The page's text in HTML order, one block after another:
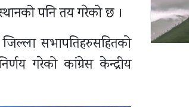
पनि तय गरेको छ ।
सभापतिहरुसहितको
गरेको कांग्रेस केन्द्रीय